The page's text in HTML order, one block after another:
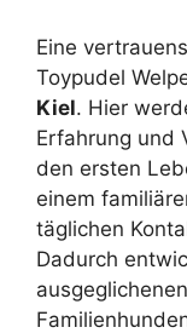
Eine
Toypudel
Kiel. Hier
Erfahrung und
den ersten
einem
täglichen
Dadurch